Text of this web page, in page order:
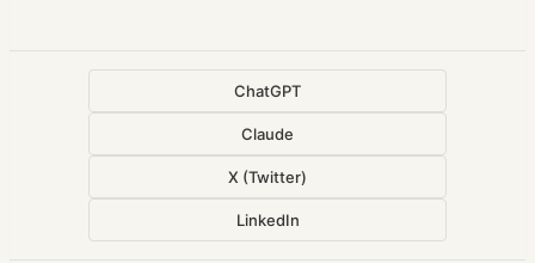
ChatGPT
Claude
X (Twitter)
LinkedIn